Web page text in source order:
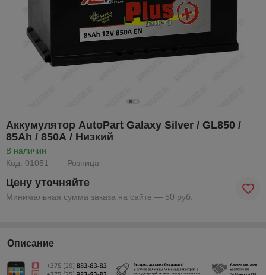
Аккумулятор AutoPart Galaxy Silver / GL850 /
85Ah / 850А / Низкий
В наличии
Код: 01051
Розница
Цену уточняйте
Минимальная сумма заказа на сайте — 50 руб.
Описание